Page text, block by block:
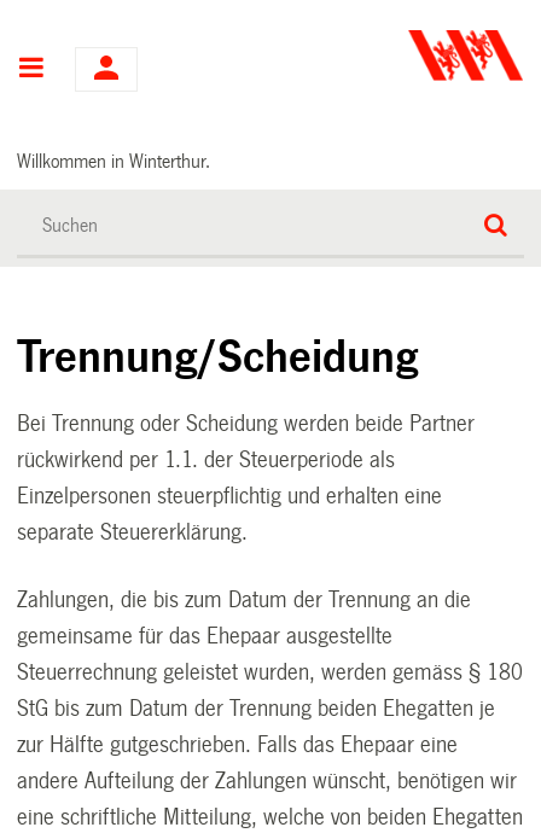
Hauptnavigation
Willkommen in Winterthur.
Trennung/Scheidung
Bei Trennung oder Scheidung werden beide Partner
rückwirkend per 1.1. der Steuerperiode als
Einzelpersonen steuerpflichtig und erhalten eine
separate Steuererklärung.
Zahlungen, die bis zum Datum der Trennung an die
gemeinsame für das Ehepaar ausgestellte
Steuerrechnung geleistet wurden, werden gemäss § 180
StG bis zum Datum der Trennung beiden Ehegatten je
zur Hälfte gutgeschrieben. Falls das Ehepaar eine
andere Aufteilung der Zahlungen wünscht, benötigen wir
eine schriftliche Mitteilung, welche von beiden Ehegatten